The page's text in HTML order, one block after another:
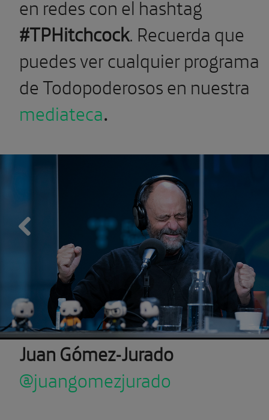
en redes con el hashtag
#TPHitchcock. Recuerda que
puedes ver cualquier programa
de Todopoderosos en nuestra
mediateca.
Juan Gómez-Jurado
@juangomezjurado